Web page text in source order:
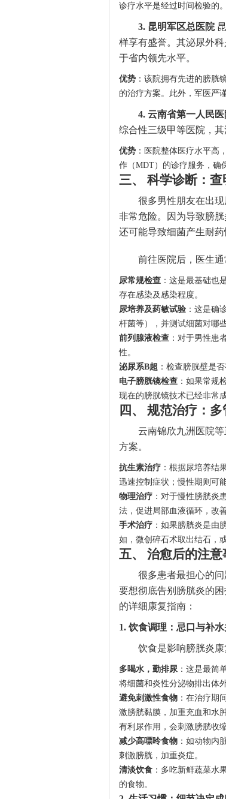
诊疗水平是经过时间检验的。
3. 昆明军区总医院昆
样享有盛誉。其泌尿外
于省内领先水平。
优势 ：该院拥有先进的膀胱
的治疗方案。此外，军医严
4. 云南省第一人民医
综合性三级甲等医院，
优势 ：医院整体医疗水平高
作（MDT）的诊疗服务，确
三、 科学诊断：
很多男性朋友在出
非常危险。因为导致膀
还可能导致细菌产生耐药
前往医院后，医生通
尿常规检查 ：这是最基础也
存在感染及感染程度。
尿培养及药敏试验 ：这是确
杆菌等），并测试细菌对哪
前列腺液检查 ：对于男性患
性。
泌尿系B超 ：检查膀胱壁是
电子膀胱镜检查 ：如果常规
现在的膀胱镜技术已经非常
四、 规范治疗：
云南锦欣九洲医院
方案。
抗生素治疗 ：根据尿培养结
迅速控制症状；慢性期则可
物理治疗 ：对于慢性膀胱炎
法，促进局部血液循环，改
手术治疗 ：如果膀胱炎是由
如，微创碎石术取出结石，
五、 治愈后的注
很多患者最担心的
要想彻底告别膀胱炎的
的详细康复指南：
1. 饮食调理：忌口与补
饮食是影响膀胱炎康
多喝水，勤排尿 ：这是最简
将细菌和炎性分泌物排出体
避免刺激性食物 ：在治疗期
激膀胱黏膜，加重充血和水
有利尿作用，会刺激膀胱收缩
减少高嘌呤食物 ：如动物内
刺激膀胱，加重炎症。
清淡饮食 ：多吃新鲜蔬菜水
的食物。